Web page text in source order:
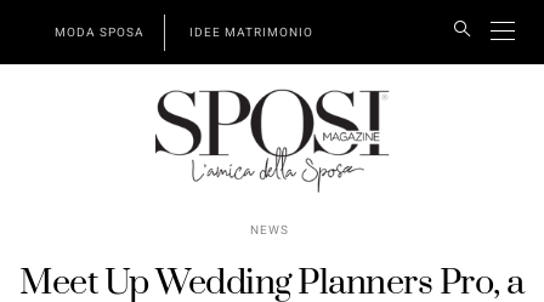
MODA SPOSA IDEE MATRIMONIO
NEWS
Meet Up Wedding Planners Pro, a